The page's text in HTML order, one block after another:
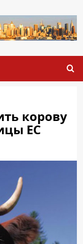
корову
ЕС